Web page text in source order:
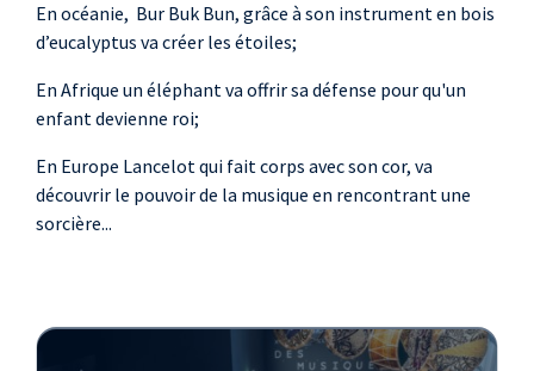
En océanie, Bur Buk Bun, grâce à son instrument en bois
d’eucalyptus va créer les étoiles;
En Afrique un éléphant va offrir sa défense pour qu'un
enfant devienne roi;
En Europe Lancelot qui fait corps avec son cor, va
découvrir le pouvoir de la musique en rencontrant une
sorcière...